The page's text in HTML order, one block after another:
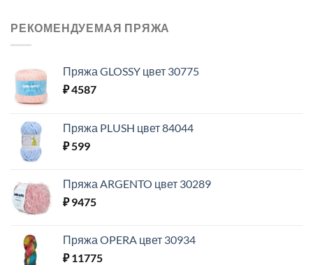
РЕКОМЕНДУЕМАЯ ПРЯЖА
Пряжа GLOSSY цвет 30775
₽4587
Пряжа PLUSH цвет 84044
₽599
Пряжа ARGENTO цвет 30289
₽9475
Пряжа OPERA цвет 30934
₽11775